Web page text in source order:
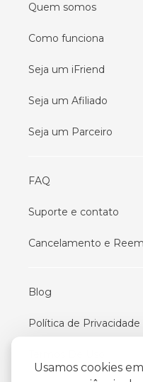
Usamos cookies
Quem somos
Como funciona
Seja um iFriend
Seja um Afiliado
Seja um Parceiro
FAQ
Suporte e contato
Cancelamento e
Blog
Política de Privacidade